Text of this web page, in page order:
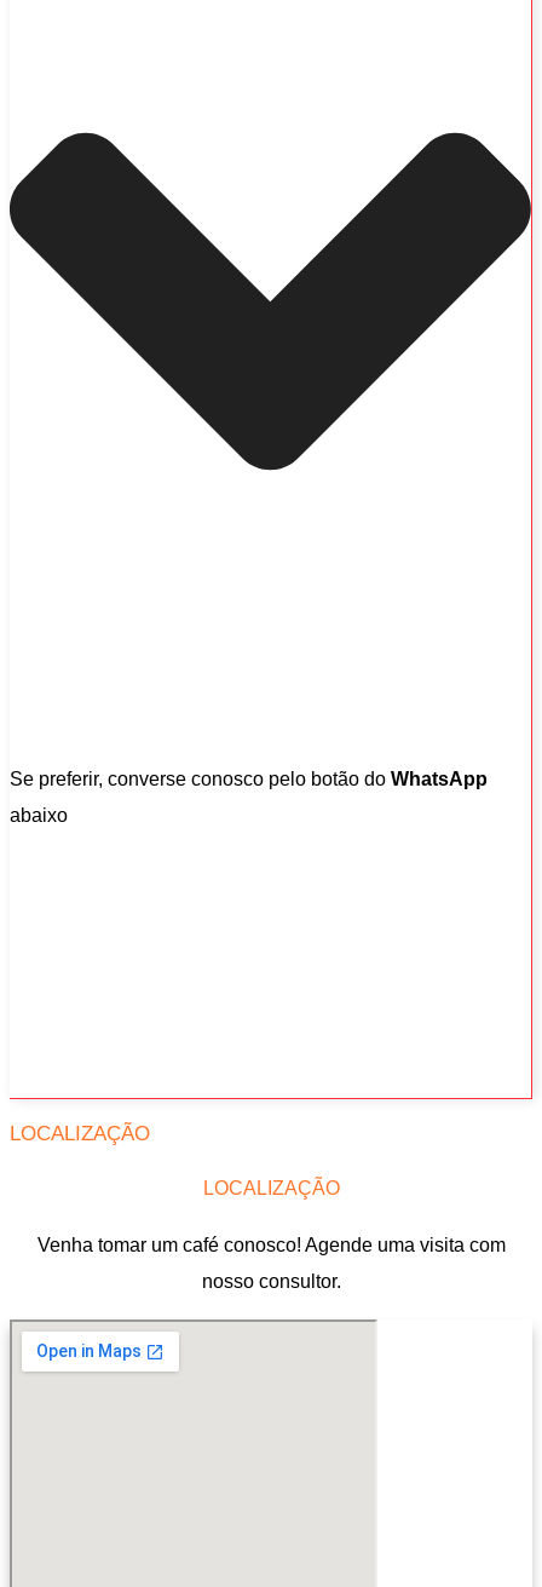
Se preferir, converse conosco pelo botão do WhatsApp
abaixo
LOCALIZAÇÃO
LOCALIZAÇÃO
Venha tomar um café conosco! Agende uma visita com
nosso consultor.